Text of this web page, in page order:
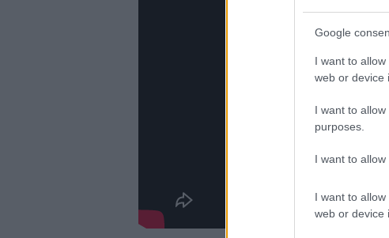
Google
I want to
web or device
I want to
purposes.
I want to
I want to
web or device